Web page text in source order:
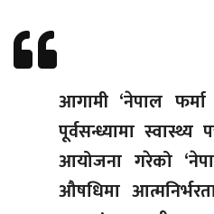
आगामी ‘नेपाल
पूर्वसन्ध्यामा
आयोजना गरेको
औषधिमा